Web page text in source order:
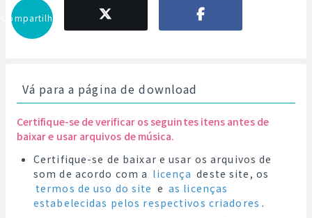
Compartilhar
Vá para a página de download
Certifique-se de verificar os seguintes itens antes de
baixar e usar arquivos de música.
Certifique-se de baixar e usar os arquivos de
som de acordo com a licença deste site, os
termos de uso do site e as licenças
estabelecidas pelos respectivos criadores .